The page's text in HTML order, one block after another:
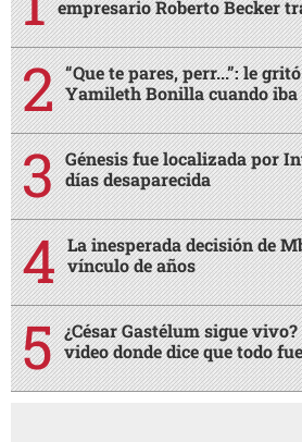
empresario Roberto Becker
“Que te pares, perr...”: le
Yamileth Bonilla cuando iba
Génesis fue localizada por
días desaparecida
La inesperada decisión de
vínculo de años
¿César Gastélum sigue
video donde dice que todo